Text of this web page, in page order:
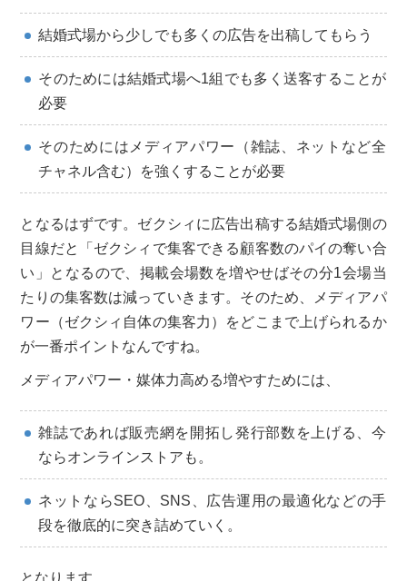
結婚式場から少しでも多くの広告を出稿してもらう
そのためには結婚式場へ1組でも多く送客することが
必要
そのためにはメディアパワー（雑誌、ネットなど全
チャネル含む）を強くすることが必要
となるはずです。ゼクシィに広告出稿する結婚式場側の
目線だと「ゼクシィで集客できる顧客数のパイの奪い合
い」となるので、掲載会場数を増やせばその分1会場当
たりの集客数は減っていきます。そのため、メディアパ
ワー（ゼクシィ自体の集客力）をどこまで上げられるか
が一番ポイントなんですね。
メディアパワー・媒体力高める増やすためには、
雑誌であれば販売網を開拓し発行部数を上げる、今
ならオンラインストアも。
ネットならSEO、SNS、広告運用の最適化などの手
段を徹底的に突き詰めていく。